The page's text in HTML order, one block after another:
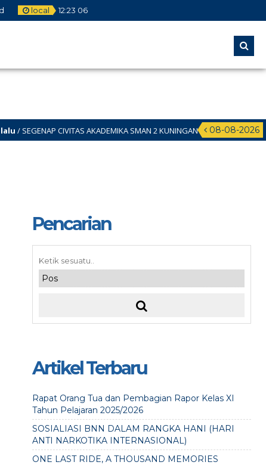
local 12:23 07
08-08-2026
CIVITAS AKADEMIKA SMAN 2 KUNINGAN MENGUCAPKANN
Pencarian
Artikel Terbaru
Rapat Orang Tua dan Pembagian Rapor Kelas XI
Tahun Pelajaran 2025/2026
SOSIALIASI BNN DALAM RANGKA HANI (HARI
ANTI NARKOTIKA INTERNASIONAL)
ONE LAST RIDE, A THOUSAND MEMORIES